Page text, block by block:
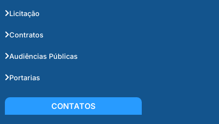
Licitação
Contratos
Audiências Públicas
Portarias
CONTATOS